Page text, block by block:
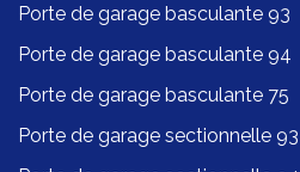
Porte de garage basculante 93
Porte de garage basculante 94
Porte de garage basculante 75
Porte de garage sectionnelle 93